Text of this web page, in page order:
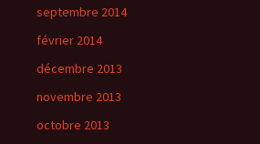
septembre 2014
février 2014
décembre 2013
novembre 2013
octobre 2013